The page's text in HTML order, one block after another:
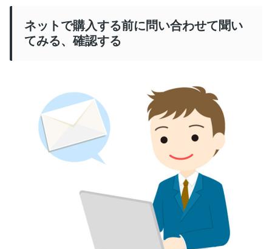
ネットで購入する前に問い合わせて聞い
てみる、確認する